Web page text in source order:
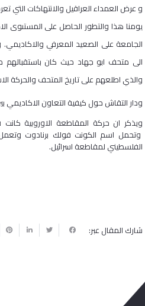
يومنا هذا والتطور الحاصل على المستىوى
الجامعة على الصعيد المعرفي والاكاديمي.
الى متحف ابو جهاد حيث كان باستقبالهم
والذي اطلعهم على تاريخ المتحف والحركة
ودار التقاش حول كيفية التعاون الاكاديمي
وتحمل اسم الكونت فولك برنادوت
الفلسطيني لمقاطعة اسرائيل.
شارك المقال عبر: